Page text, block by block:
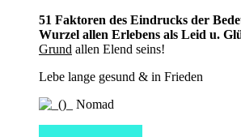
51 Faktoren des Eindrucks der
Wurzel allen Erlebens als Leid u.
Grund allen Elend seins!
Lebe lange gesund & in Frieden
Nomad